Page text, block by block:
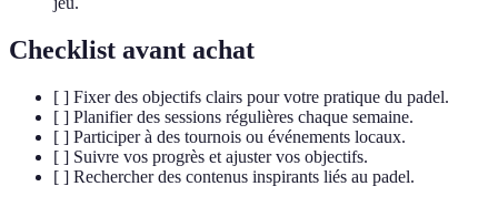
Checklist avant achat
[ ] Fixer des objectifs clairs pour votre pratique du padel.
[ ] Planifier des sessions régulières chaque semaine.
[ ] Participer à des tournois ou événements locaux.
[ ] Suivre vos progrès et ajuster vos objectifs.
[ ] Rechercher des contenus inspirants liés au padel.